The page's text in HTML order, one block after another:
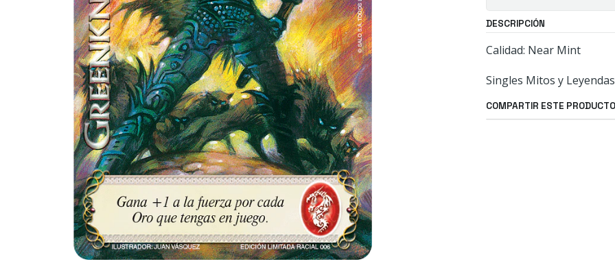
DESCRIPCIÓN
Calidad: Near Mint
Singles Mitos y Leyendas
COMPARTIR ESTE PRODUCTO